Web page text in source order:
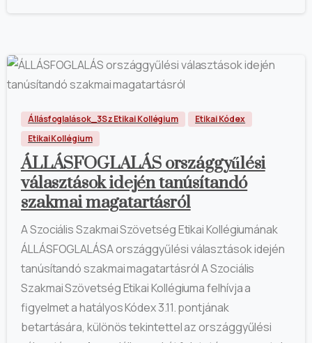
Állásfoglalások_3Sz Etikai Kollégium
Etikai Kódex
Etikai Kollégium
ÁLLÁSFOGLALÁS országgyűlési
választások idején tanúsítandó
szakmai magatartásról
A Szociális Szakmai Szövetség Etikai Kollégiumának
ÁLLÁSFOGLALÁSA országgyűlési választások idején
tanúsítandó szakmai magatartásról A Szociális
Szakmai Szövetség Etikai Kollégiuma felhívja a
figyelmet a hatályos Kódex 3.11. pontjának
betartására, különös tekintettel az országgyűlési